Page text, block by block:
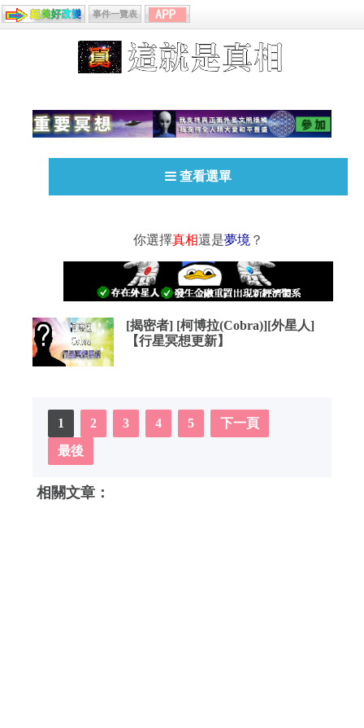
事件一覽表
查看選單
你選擇真相還是夢境 ？
[揭密者] [柯博拉(Cobra)][外星人]
【行星冥想更新】
1 2 3 4 5
下一頁
最後
相關文章：